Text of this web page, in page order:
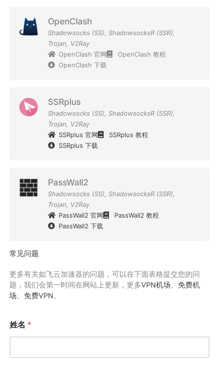
OpenClash
Shadowsocks (SS), ShadowsocksR (SSR),
Trojan, V2Ray
OpenClash 官网
OpenClash 教程
OpenClash 下载
SSRplus
Shadowsocks (SS), ShadowsocksR (SSR),
Trojan, V2Ray
SSRplus 官网
SSRplus 教程
SSRplus 下载
PassWall2
Shadowsocks (SS), ShadowsocksR (SSR),
Trojan, V2Ray
PassWall2 官网
PassWall2 教程
PassWall2 下载
常见问题
更多有关如飞云加速器的问题，可以在下面表格提交您的问
题，我们会第一时间在网站上更新，更多VPN机场、免费机
场、免费VPN。
姓名 *